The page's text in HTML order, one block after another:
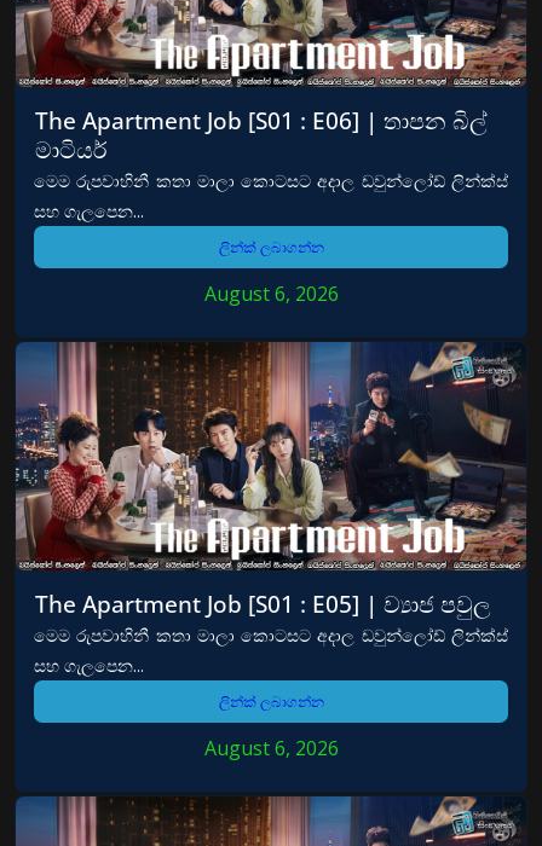
The Apartment Job [S01 : E06] | තාපන බිල්
මාටියර්
මෙම රුපවාහිනී කතා මාලා කොටසට අදාල ඩවුන්ලෝඩ් ලින්ක්ස්
සහ ගැලපෙන...
ලින්ක් ලබාගන්න
August 6, 2026
The Apartment Job [S01 : E05] | ව්‍යාජ පවුල
මෙම රුපවාහිනී කතා මාලා කොටසට අදාල ඩවුන්ලෝඩ් ලින්ක්ස්
සහ ගැලපෙන...
ලින්ක් ලබාගන්න
August 6, 2026